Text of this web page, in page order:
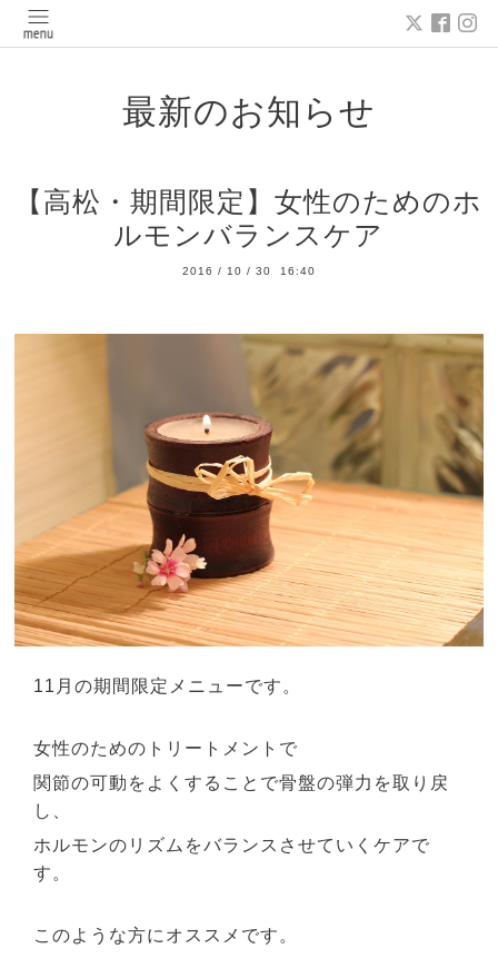
最新のお知らせ
【高松・期間限定】女性のためのホ
ルモンバランスケア
2016 / 10 / 30 16:40
11月の期間限定メニューです。
女性のためのトリートメントで
関節の可動をよくすることで骨盤の弾力を取り戻
し、
ホルモンのリズムをバランスさせていくケアで
す。
このような方にオススメです。